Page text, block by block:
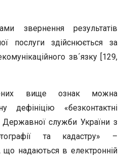
звернення результатів
послуги здійснюється за
зв´язку [129,
вище ознак можна
дефініцію «безконтактні
Державної служби України з
та кадастру» –
що надаються в електронній